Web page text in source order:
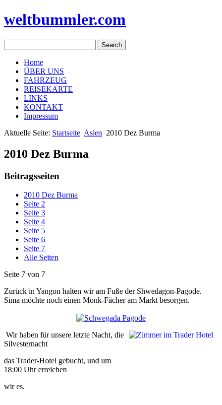
weltbummler.com
Home
ÜBER UNS
FAHRZEUG
REISEKARTE
LINKS
KONTAKT
Impressum
Aktuelle Seite: Startseite Asien 2010 Dez Burma
2010 Dez Burma
Beitragsseiten
2010 Dez Burma
Seite 2
Seite 3
Seite 4
Seite 5
Seite 6
Seite 7
Alle Seiten
Seite 7 von 7
Zurück in Yangon halten wir am Fuße der Shwedagon-Pagode.
Sima möchte noch einen Monk-Fächer am Markt besorgen.
Wir haben für unsere letzte Nacht, die
Silvesternacht
das Trader-Hotel gebucht, und um
18:00 Uhr erreichen
wir es.